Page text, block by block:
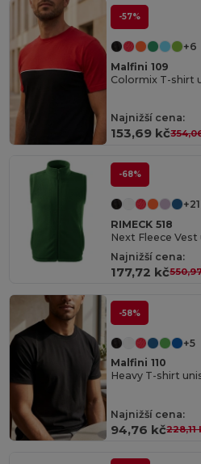
-57%
+6
Malfini 109
Colormix T-shirt
Najnižší cena:
153,69 kč
-68%
+21
RIMECK 518
Next Fleece Vest
Najnižší cena:
177,72 kč
-58%
+5
Malfini 110
Heavy T-shirt
Najnižší cena:
94,76 kč228,11